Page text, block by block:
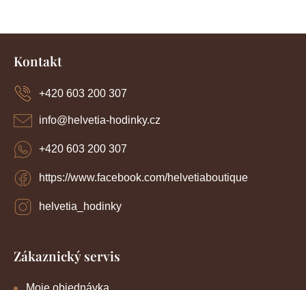
Kontakt
info@helvetia-hodinky.cz
+420 603 200 307
https://www.facebook.com/helvetiaboutique
helvetia_hodinky
+420 603 200 307
Zákaznický servis
Moje objednávka